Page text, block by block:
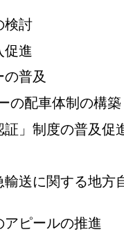
検討
促進
普及
の配車体制の構築
証」制度の普及促
送に関する地方
ピールの推進